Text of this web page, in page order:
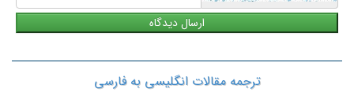
ترجمه مقالات انگلیسی به فارسی